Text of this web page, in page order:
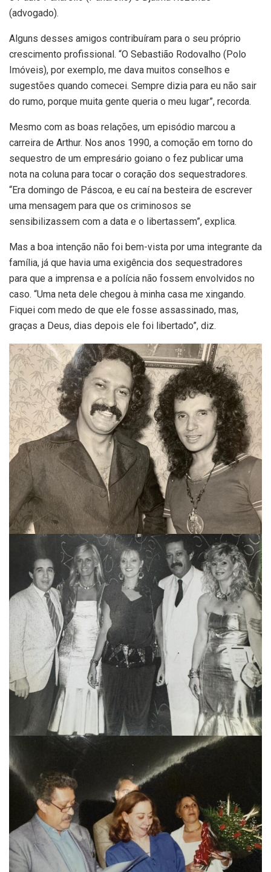
(advogado).
Alguns desses amigos contribuíram para o seu próprio
crescimento profissional. “O Sebastião Rodovalho (Polo
Imóveis), por exemplo, me dava muitos conselhos e
sugestões quando comecei. Sempre dizia para eu não sair
do rumo, porque muita gente queria o meu lugar”, recorda.
Mesmo com as boas relações, um episódio marcou a
carreira de Arthur. Nos anos 1990, a comoção em torno do
sequestro de um empresário goiano o fez publicar uma
nota na coluna para tocar o coração dos sequestradores.
“Era domingo de Páscoa, e eu caí na besteira de escrever
uma mensagem para que os criminosos se
sensibilizassem com a data e o libertassem”, explica.
Mas a boa intenção não foi bem-vista por uma integrante da
família, já que havia uma exigência dos sequestradores
para que a imprensa e a polícia não fossem envolvidos no
caso. “Uma neta dele chegou à minha casa me xingando.
Fiquei com medo de que ele fosse assassinado, mas,
graças a Deus, dias depois ele foi libertado”, diz.